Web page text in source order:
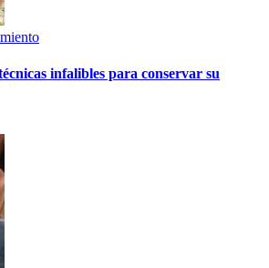
infalibles para conservar su